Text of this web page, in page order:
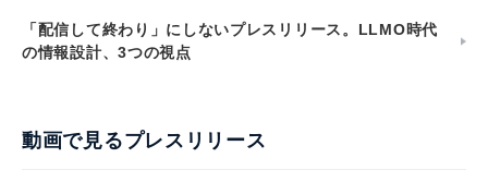
「配信して終わり」にしないプレスリリース。LLMO時代
の情報設計、3つの視点
動画で見るプレスリリース